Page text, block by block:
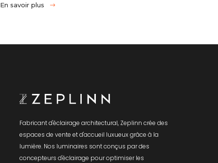
En savoir plus
Fabricant d'éclairage architectural, Zeplinn crée des
espaces de vente et d'accueil luxueux grâce à la
lumière. Nos luminaires sont conçus par des
concepteurs d'éclairage pour optimiser les